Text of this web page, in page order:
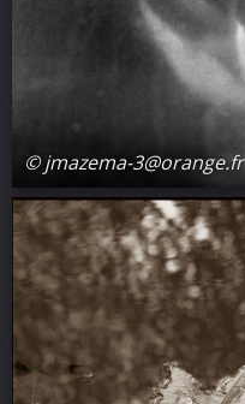
© jmazema-3@orange.fr